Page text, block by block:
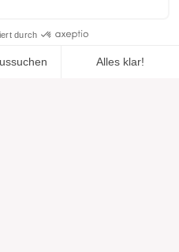
durch
Alles klar!